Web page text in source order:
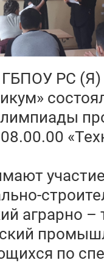
ГБПОУ РС
аграрно –
по